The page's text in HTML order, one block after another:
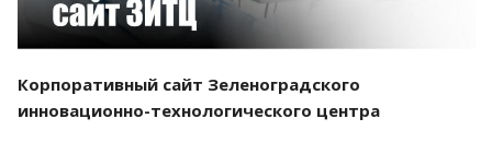
Корпоративный сайт Зеленоградского
инновационно-технологического центра